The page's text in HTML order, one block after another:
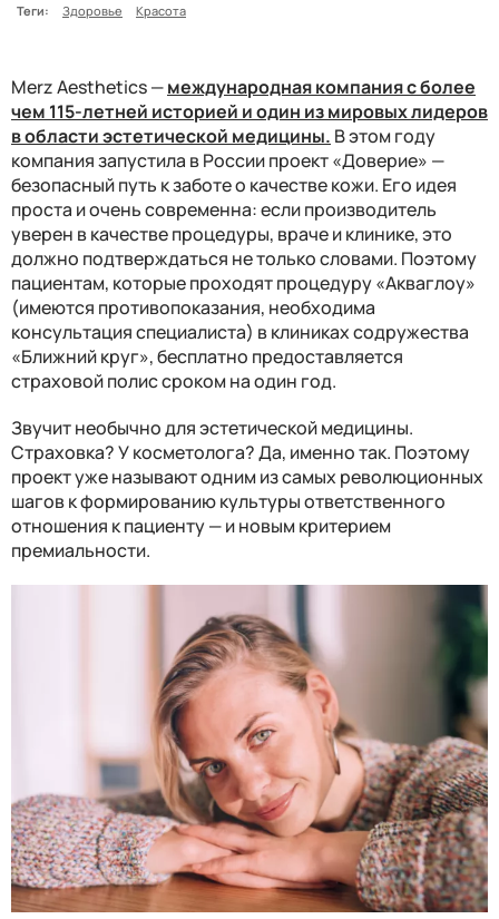
Теги:
Здоровье Красота
Merz Aesthetics —международная компания с более
чем 115-летней историей и один из мировых лидеров
в области эстетической медицины. В этом году
компания запустила в России проект «Доверие» —
безопасный путь к заботе о качестве кожи. Его идея
проста и очень современна: если производитель
уверен в качестве процедуры, враче и клинике, это
должно подтверждаться не только словами. Поэтому
пациентам, которые проходят процедуру «Акваглоу»
(имеются противопоказания, необходима
консультация специалиста) в клиниках содружества
«Ближний круг», бесплатно предоставляется
страховой полис сроком на один год.
Звучит необычно для эстетической медицины.
Страховка? У косметолога? Да, именно так. Поэтому
проект уже называют одним из самых революционных
шагов к формированию культуры ответственного
отношения к пациенту — и новым критерием
премиальности.